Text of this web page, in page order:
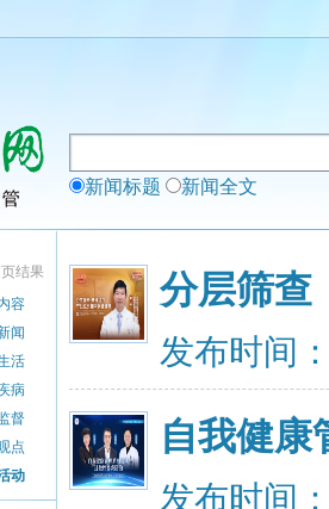
新闻标题 新闻全文
页结果
容
闻
活
病
督
点
动
分层筛查
发布时间
自我健
发布时间